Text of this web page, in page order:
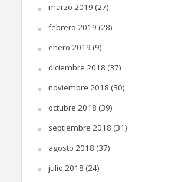
marzo 2019 (27)
febrero 2019 (28)
enero 2019 (9)
diciembre 2018 (37)
noviembre 2018 (30)
octubre 2018 (39)
septiembre 2018 (31)
agosto 2018 (37)
julio 2018 (24)